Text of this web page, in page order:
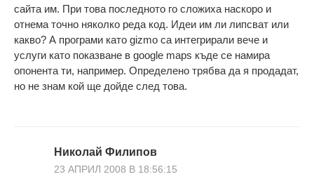
сайта им. При това последното го сложиха наскоро и
отнема точно няколко реда код. Идеи им ли липсват или
какво? А програми като gizmo са интегрирали вече и
услуги като показване в google maps къде се намира
опонента ти, например. Определено трябва да я продадат,
но не знам кой ще дойде след това.
Николай Филипов
23 АПРИЛ 2008 В 18:56:15